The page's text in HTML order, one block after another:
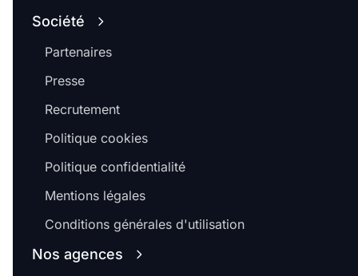
Société
Partenaires
Presse
Recrutement
Politique cookies
Politique confidentialité
Mentions légales
Conditions générales d'utilisation
Nos agences